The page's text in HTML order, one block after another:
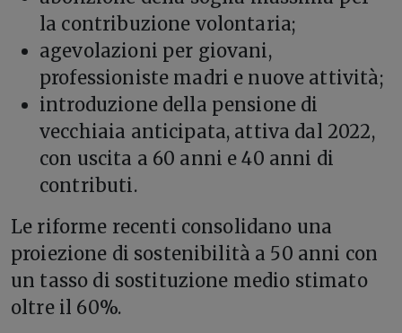
la contribuzione volontaria;
agevolazioni per giovani,
professioniste madri e nuove attività;
introduzione della pensione di
vecchiaia anticipata, attiva dal 2022,
con uscita a 60 anni e 40 anni di
contributi.
Le riforme recenti consolidano una
proiezione di sostenibilità a 50 anni con
un tasso di sostituzione medio stimato
oltre il 60%.